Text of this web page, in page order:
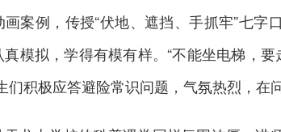
案例，传授“伏地、遮挡、手抓牢”七字
模拟，学得有模有样。“不能坐电梯，
们积极应答避险常识问题，气氛热烈，在